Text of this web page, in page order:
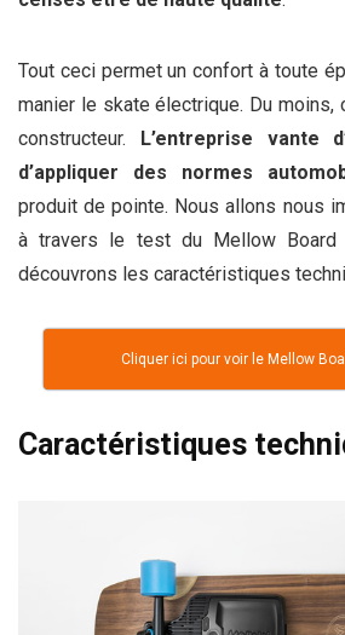
Tout ceci permet un confort à toute
manier le skate électrique. Du moins,
constructeur. L’entreprise vante
d’appliquer des normes
produit de pointe. Nous allons nous
à travers le test du Mellow Board
découvrons les caractéristiques
Cliquer ici pour voir le Mellow
Caractéristiques